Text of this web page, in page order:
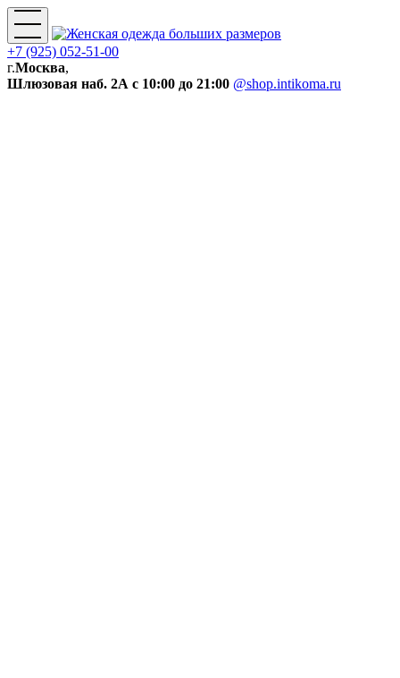
+7 (925) 052-51-00
г.Москва,
Шлюзовая наб. 2А с 10:00 до 21:00 @shop.intikoma.ru